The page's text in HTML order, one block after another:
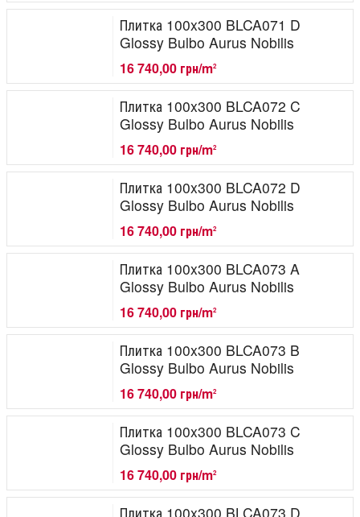
Плитка 100x300 BLCA071 D
Glossy Bulbo Aurus Nobilis
16 740,00 грн/m2
Плитка 100x300 BLCA072 C
Glossy Bulbo Aurus Nobilis
16 740,00 грн/m2
Плитка 100x300 BLCA072 D
Glossy Bulbo Aurus Nobilis
16 740,00 грн/m2
Плитка 100x300 BLCA073 A
Glossy Bulbo Aurus Nobilis
16 740,00 грн/m2
Плитка 100x300 BLCA073 B
Glossy Bulbo Aurus Nobilis
16 740,00 грн/m2
Плитка 100x300 BLCA073 C
Glossy Bulbo Aurus Nobilis
16 740,00 грн/m2
Плитка 100x300 BLCA073 D